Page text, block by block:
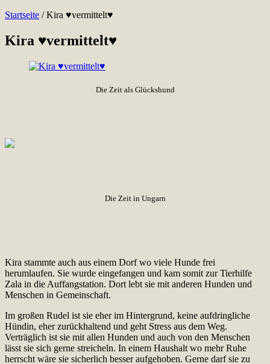
Startseite /Kira ♥vermittelt♥
Kira ♥vermittelt♥
Die Zeit als Glückshund
Die Zeit in Ungarn
Kira stammte auch aus einem Dorf wo viele Hunde frei
herumlaufen. Sie wurde eingefangen und kam somit zur Tierhilfe
Zala in die Auffangstation. Dort lebt sie mit anderen Hunden und
Menschen in Gemeinschaft.
Im großen Rudel ist sie eher im Hintergrund, keine aufdringliche
Hündin, eher zurückhaltend und geht Stress aus dem Weg.
Verträglich ist sie mit allen Hunden und auch von den Menschen
lässt sie sich gerne streicheln. In einem Haushalt wo mehr Ruhe
herrscht wäre sie sicherlich besser aufgehoben. Gerne darf sie zu